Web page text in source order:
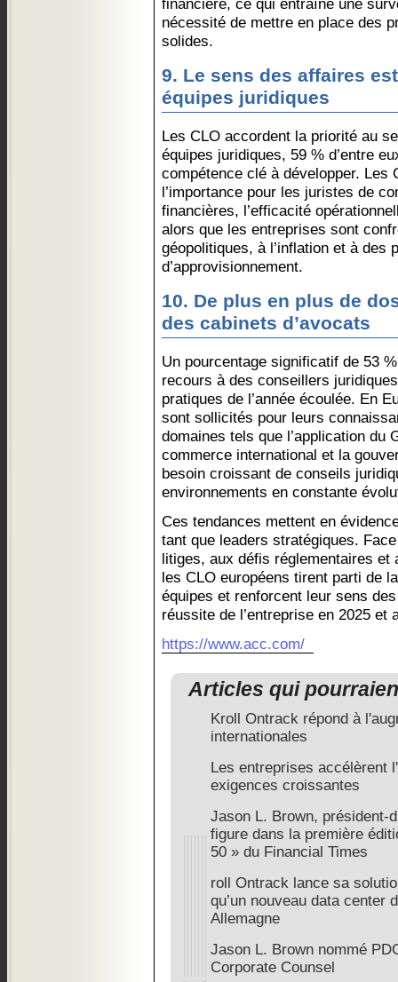
financière, ce qui entraîne une
nécessité de mettre en place des
solides.
9. Le sens des affaires
équipes juridiques
Les CLO accordent la priorité au
équipes juridiques, 59 % d’entre
compétence clé à développer. Les
l’importance pour les juristes de
financières, l’efficacité
alors que les entreprises sont
géopolitiques, à l’inflation et à des
d’approvisionnement.
10. De plus en plus de
des cabinets d’avocats
Un pourcentage significatif de 53
recours à des conseillers
pratiques de l’année écoulée. En
sont sollicités pour leurs
domaines tels que l’application du
commerce international et la
besoin croissant de conseils
environnements en constante
Ces tendances mettent en
tant que leaders stratégiques.
litiges, aux défis réglementaires et
les CLO européens tirent parti de
équipes et renforcent leur sens
réussite de l’entreprise en 2025 et
https://www.acc.com/
Articles qui
Kroll Ontrack répond à
internationales
Les entreprises accélèrent
exigences croissantes
Jason L. Brown, président-
figure dans la première
50 » du Financial Times
roll Ontrack lance sa
qu’un nouveau data center
Allemagne
Jason L. Brown nommé
Corporate Counsel